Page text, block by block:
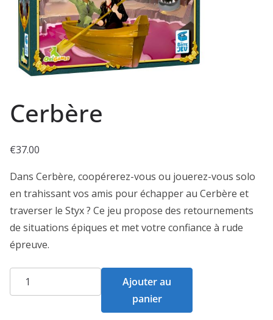
Cerbère
€37.00
Dans Cerbère, coopérerez-vous ou jouerez-vous solo
en trahissant vos amis pour échapper au Cerbère et
traverser le Styx ? Ce jeu propose des retournements
de situations épiques et met votre confiance à rude
épreuve.
quantité
de
Ajouter au
panier